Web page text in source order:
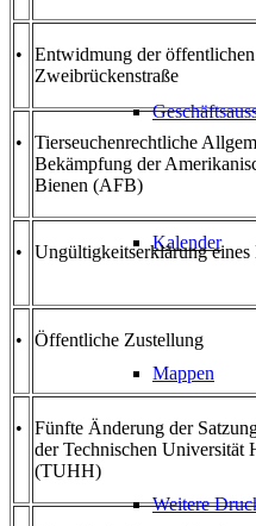
Kalender
Mappen
Weitere
•
Entwidmung der
Zweibrückenstraße
•
Tierseuchenrechtliche
Bekämpfung der
Bienen (AFB)
• Ungültigkeitserklärung eines
• Öffentliche Zustellung
•
Fünfte Änderung der
der Technischen Universität
(TUHH)